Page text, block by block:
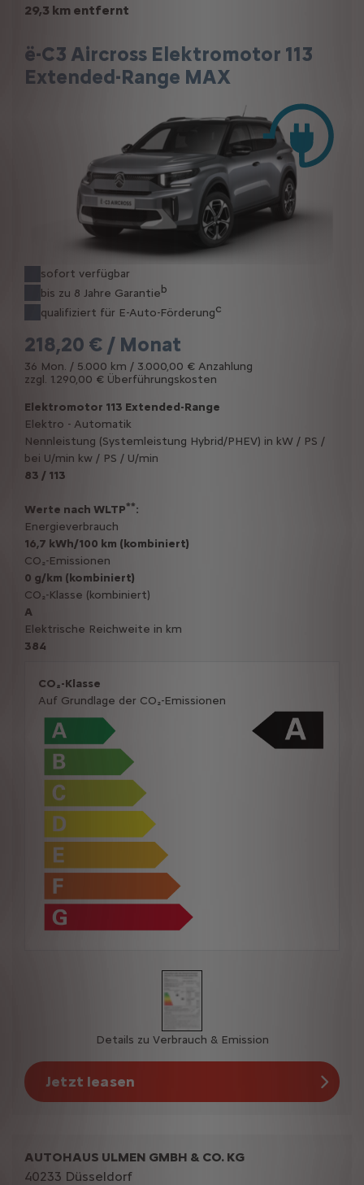
29,3 km entfernt
ë-C3 Aircross Elektromotor 113
Extended-Range MAX
sofort verfügbar
bis zu 8 Jahre Garantieb
qualifiziert für E-Auto-Förderungc
218,20 € / Monat
36 Mon. / 5.000 km / 3.000,00 € Anzahlung
zzgl. 1.290,00 € Überführungskosten
Elektromotor 113 Extended-Range
Elektro - Automatik
Nennleistung (Systemleistung Hybrid/PHEV) in kW / PS /
bei U/min kw / PS / U/min
83 / 113
Werte nach WLTP**:
Energieverbrauch
16,7 kWh/100 km (kombiniert)
CO₂-Emissionen
0 g/km (kombiniert)
CO₂-Klasse (kombiniert)
A
Elektrische Reichweite in km
384
CO₂-Klasse
Auf Grundlage der CO₂-Emissionen
Details zu Verbrauch & Emission
Jetzt leasen
AUTOHAUS ULMEN GMBH & CO. KG
40233 Düsseldorf